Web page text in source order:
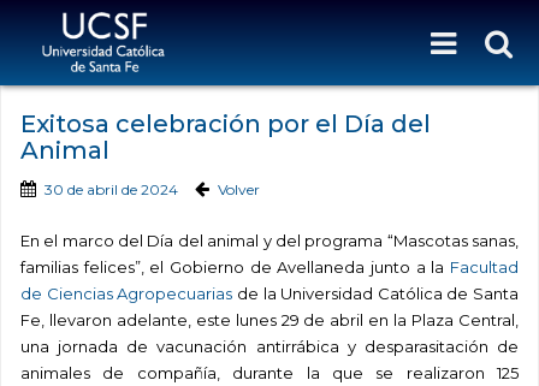
Exitosa celebración por el Día del
Animal
30 de abril de 2024 Volver
En el marco del Día del animal y del programa “Mascotas sanas,
familias felices”, el Gobierno de Avellaneda junto a la Facultad
de Ciencias Agropecuarias de la Universidad Católica de Santa
Fe, llevaron adelante, este lunes 29 de abril en la Plaza Central,
una jornada de vacunación antirrábica y desparasitación de
animales de compañía, durante la que se realizaron 125